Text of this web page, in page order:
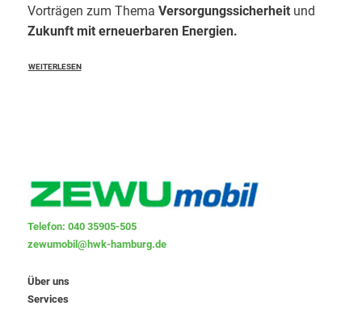
Vorträgen zum Thema Versorgungssicherheitund
Zukunft mit erneuerbaren Energien.
WEITERLESEN
Telefon: 040 35905-505
zewumobil@hwk-hamburg.de
Über uns
Services